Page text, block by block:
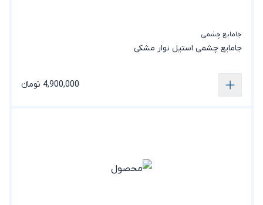
جامایع چشمی
جامایع چشمی استیل نوار مشکی
4,900,000 تومانء